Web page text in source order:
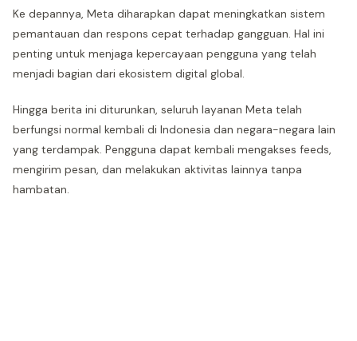
Ke depannya, Meta diharapkan dapat meningkatkan sistem
pemantauan dan respons cepat terhadap gangguan. Hal ini
penting untuk menjaga kepercayaan pengguna yang telah
menjadi bagian dari ekosistem digital global.
Hingga berita ini diturunkan, seluruh layanan Meta telah
berfungsi normal kembali di Indonesia dan negara-negara lain
yang terdampak. Pengguna dapat kembali mengakses feeds,
mengirim pesan, dan melakukan aktivitas lainnya tanpa
hambatan.